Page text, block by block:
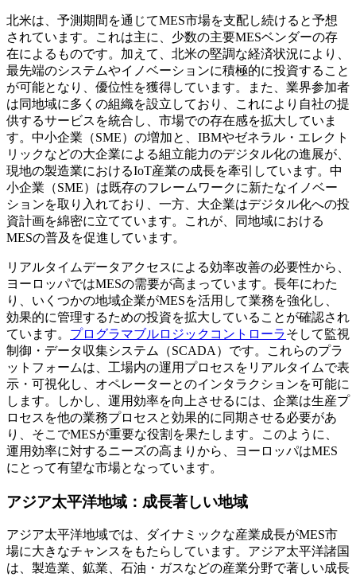
北米は、予測期間を通じてMES市場を支配し続けると予想
されています。これは主に、少数の主要MESベンダーの存
在によるものです。加えて、北米の堅調な経済状況により、
最先端のシステムやイノベーションに積極的に投資すること
が可能となり、優位性を獲得しています。また、業界参加者
は同地域に多くの組織を設立しており、これにより自社の提
供するサービスを統合し、市場での存在感を拡大していま
す。中小企業（SME）の増加と、IBMやゼネラル・エレクト
リックなどの大企業による組立能力のデジタル化の進展が、
現地の製造業におけるIoT産業の成長を牽引しています。中
小企業（SME）は既存のフレームワークに新たなイノベー
ションを取り入れており、一方、大企業はデジタル化への投
資計画を綿密に立てています。これが、同地域における
MESの普及を促進しています。
リアルタイムデータアクセスによる効率改善の必要性から、
ヨーロッパではMESの需要が高まっています。長年にわた
り、いくつかの地域企業がMESを活用して業務を強化し、
効果的に管理するための投資を拡大していることが確認され
ています。 プログラマブルロジックコントローラそして監視
制御・データ収集システム（SCADA）です。これらのプラ
ットフォームは、工場内の運用プロセスをリアルタイムで表
示・可視化し、オペレーターとのインタラクションを可能に
します。しかし、運用効率を向上させるには、企業は生産プ
ロセスを他の業務プロセスと効果的に同期させる必要があ
り、そこでMESが重要な役割を果たします。このように、
運用効率に対するニーズの高まりから、ヨーロッパはMES
にとって有望な市場となっています。
アジア太平洋地域：成長著しい地域
アジア太平洋地域では、ダイナミックな産業成長がMES市
場に大きなチャンスをもたらしています。アジア太平洋諸国
は、製造業、鉱業、石油・ガスなどの産業分野で著しい成長